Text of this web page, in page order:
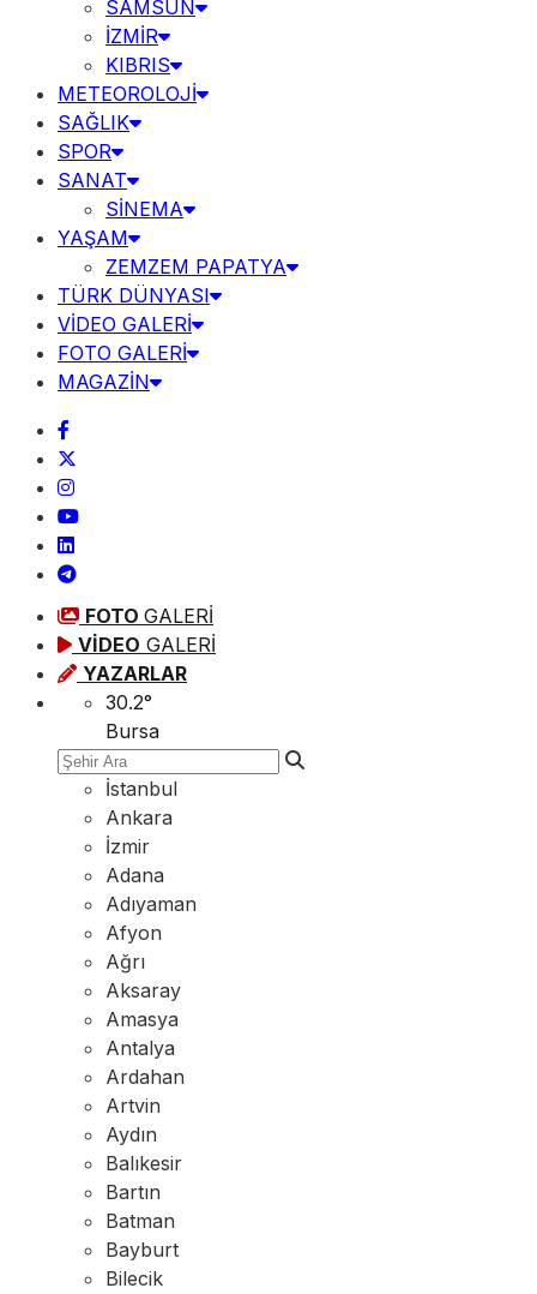
SAMSUN
İZMİR
KIBRIS
METEOROLOJİ
SAĞLIK
SPOR
SANAT
SİNEMA
YAŞAM
ZEMZEM PAPATYA
TÜRK DÜNYASI
VİDEO GALERİ
FOTO GALERİ
MAGAZİN
FOTO GALERİ
VİDEO GALERİ
YAZARLAR
30.2°
Bursa
İstanbul
Ankara
İzmir
Adana
Adıyaman
Afyon
Ağrı
Aksaray
Amasya
Antalya
Ardahan
Artvin
Aydın
Balıkesir
Bartın
Batman
Bayburt
Bilecik